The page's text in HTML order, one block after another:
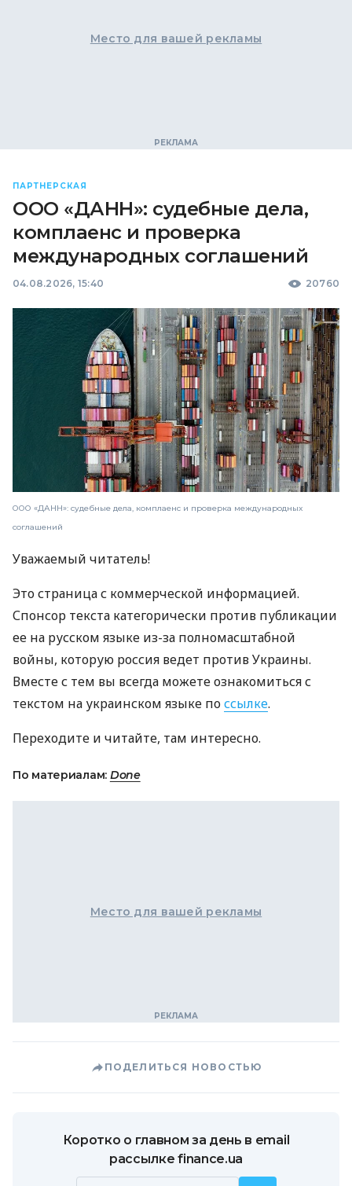
Место для вашей рекламы
ПАРТНЕРСКАЯ
ООО «ДАНН»: судебные дела,
комплаенс и проверка
международных соглашений
04.08.2026, 15:40 20760
ООО «ДАНН»: судебные дела, комплаенс и проверка международных
соглашений
Уважаемый читатель!
Это страница с коммерческой информацией.
Спонсор текста категорически против публикации
ее на русском языке из-за полномасштабной
войны, которую россия ведет против Украины.
Вместе с тем вы всегда можете ознакомиться с
текстом на украинском языке поссылке.
Переходите и читайте, там интересно.
По материалам: Done
Место для вашей рекламы
ПОДЕЛИТЬСЯ НОВОСТЬЮ
Коротко о главном за день в email
рассылке finance.ua